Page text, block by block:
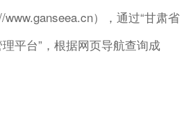
），通过“甘肃省
平台”，根据网页导航查询成